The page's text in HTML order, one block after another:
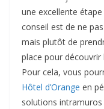
une excellente
conseil est de ne
mais plutôt de
place pour découvrir
Pour cela, vous
Hôtel d’Orange en
solutions